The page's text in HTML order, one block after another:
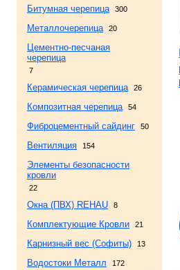
Битумная черепица 300
Металлочерепица 20
Цементно-песчаная
черепица
7
Керамическая черепица 26
Композитная черепица 54
Фиброцементный сайдинг 50
Вентиляция 154
Элементы безопасности
кровли
22
Окна (ПВХ) REHAU 8
Комплектующие Кровли 21
Карнизный вес (Софиты) 13
Водостоки Металл 172